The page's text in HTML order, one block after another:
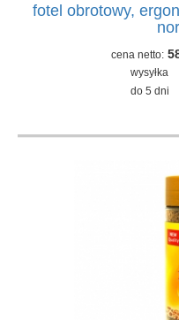
fotel obrotowy,
cena netto:
wysyłka
do 5 dni